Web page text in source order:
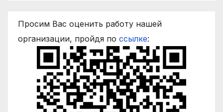
Просим Вас оценить работу нашей
организации, пройдя по ссылке: